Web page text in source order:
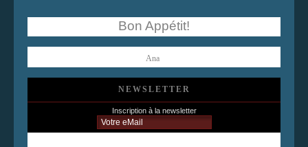
Bon Appétit!
Ana
NEWSLETTER
Inscription à la newsletter